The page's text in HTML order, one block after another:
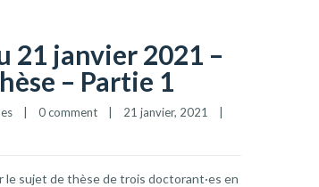
21 janvier 2021 –
– Partie 1
0 comment 21 janvier, 2021
le sujet de thèse de trois doctorant·es en